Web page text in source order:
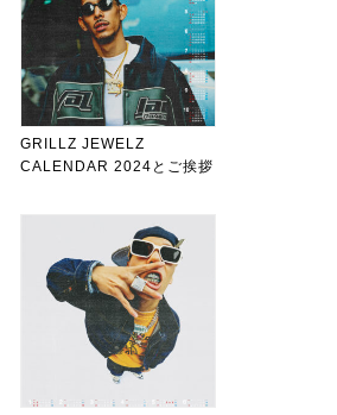
GRILLZ JEWELZ
CALENDAR 2024とご挨拶